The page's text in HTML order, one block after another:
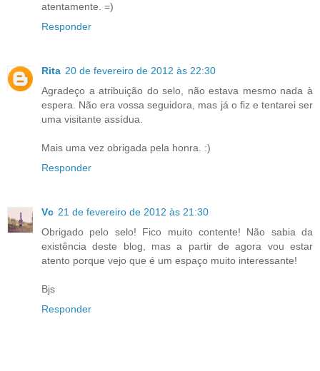
atentamente. =)
Responder
Rita 20 de fevereiro de 2012 às 22:30
Agradeço a atribuição do selo, não estava mesmo nada à
espera. Não era vossa seguidora, mas já o fiz e tentarei ser
uma visitante assídua.
Mais uma vez obrigada pela honra. :)
Responder
Vc 21 de fevereiro de 2012 às 21:30
Obrigado pelo selo! Fico muito contente! Não sabia da
existência deste blog, mas a partir de agora vou estar
atento porque vejo que é um espaço muito interessante!
Bjs
Responder